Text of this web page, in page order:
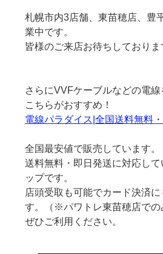
札幌市内3店舗、東苗穂店、豊
業中です。
皆様のご来店お待ちしておりま
さらにVVFケーブルなどの電
こちらがおすすめ！
電線パラダイス|全国送料無料
全国最安値で販売しています。
送料無料・即日発送に対応して
ップです。
店頭受取も可能でカード決済に
す。（※パワトレ東苗穂店での
ぜひご利用ください。